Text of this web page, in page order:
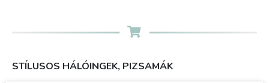
STÍLUSOS HÁLÓINGEK, PIZSAMÁK